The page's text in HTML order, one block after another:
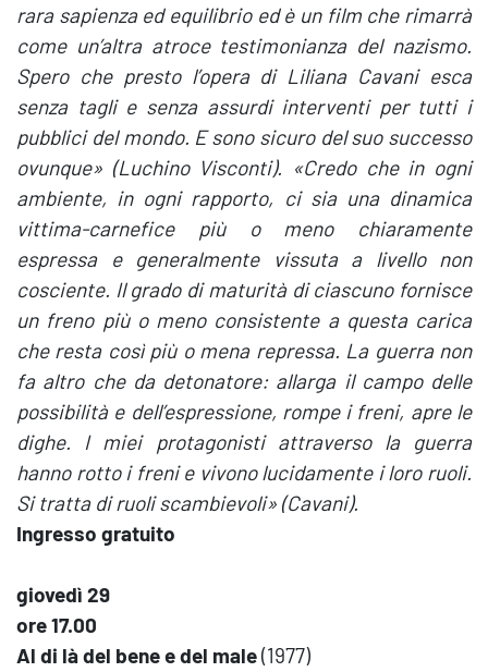
rara sapienza ed equilibrio ed è un film che rimarrà
come un’altra atroce testimonianza del nazismo.
Spero che presto l’opera di Liliana Cavani esca
senza tagli e senza assurdi interventi per tutti i
pubblici del mondo. E sono sicuro del suo successo
ovunque» (Luchino Visconti). «Credo che in ogni
ambiente, in ogni rapporto, ci sia una dinamica
vittima-carnefice più o meno chiaramente
espressa e generalmente vissuta a livello non
cosciente. Il grado di maturità di ciascuno fornisce
un freno più o meno consistente a questa carica
che resta così più o mena repressa. La guerra non
fa altro che da detonatore: allarga il campo delle
possibilità e dell’espressione, rompe i freni, apre le
dighe. I miei protagonisti attraverso la guerra
hanno rotto i freni e vivono lucidamente i loro ruoli.
Si tratta di ruoli scambievoli» (Cavani).
Ingresso gratuito
giovedì 29
ore 17.00
Al di là del bene e del male(1977)